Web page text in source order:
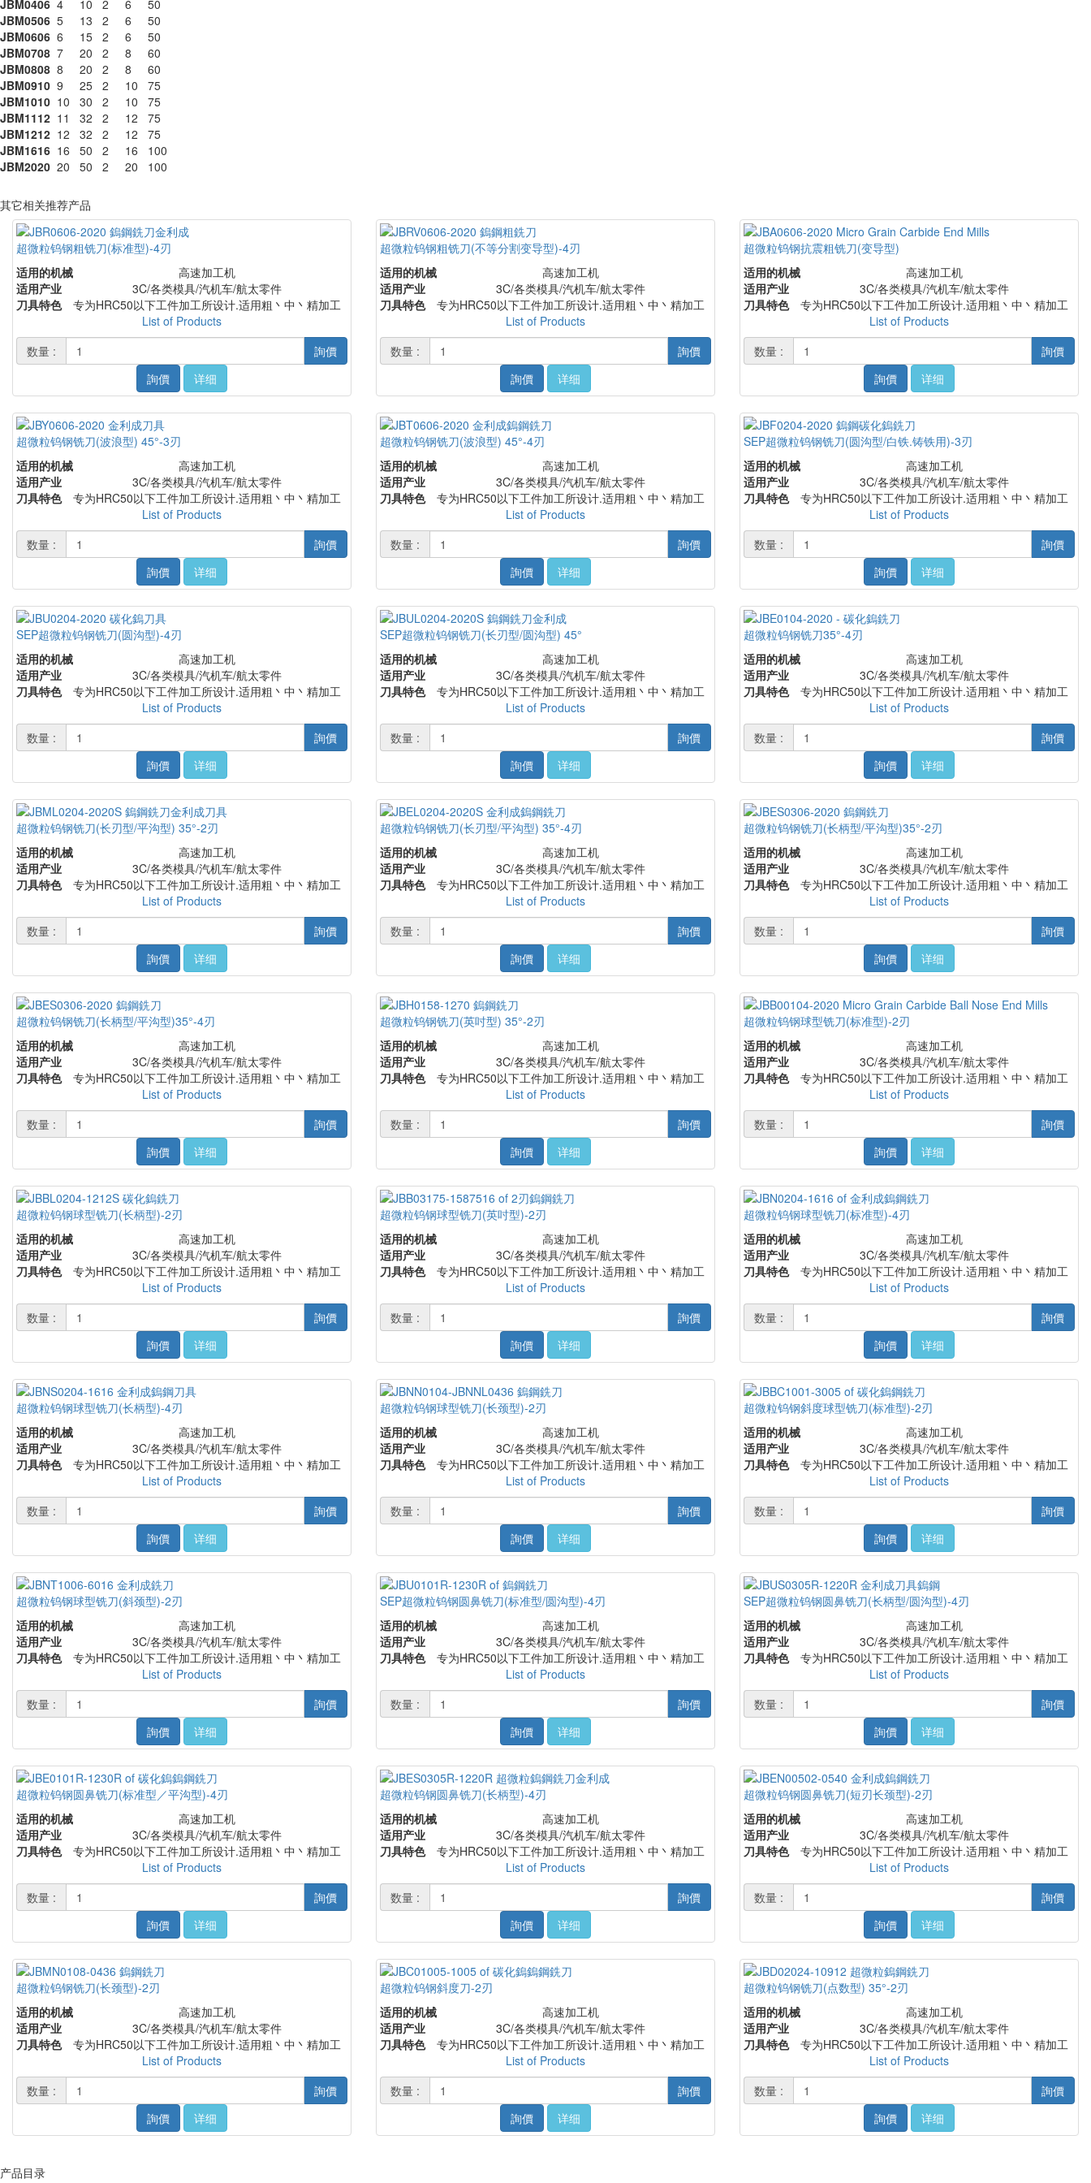
JBM0406 4 10 2 6
50
JBM0506 5 13 2 6
50
JBM0606 6 15 2 6
50
JBM0708 7 20 2 8
60
JBM0808 8 20 2 8
60
JBM0910 9 25 2 10
75
JBM1010 10 30 2 10
75
JBM1112 11 32 2 12
75
JBM1212 12 32 2 12
75
JBM1616 16 50 2 16
100
JBM2020 20 50 2 20 100
其它相关推荐产品
超微粒钨钢粗铣刀(标准型)-4刃
适用的机械
高速加工机
适用产业
3C/各类模具/汽机车/航太零件
刀具特色
专为HRC50以下工件加工所设计.适用粗丶中丶精加工
List of Products
数量 :
詢價
詢價
详细
超微粒钨钢粗铣刀(不等分割变导型)-4刃
适用的机械
高速加工机
适用产业
3C/各类模具/汽机车/航太零件
刀具特色
专为HRC50以下工件加工所设计.适用粗丶中丶精加工
List of Products
数量 :
詢價
詢價
详细
超微粒钨钢抗震粗铣刀(变导型)
适用的机械
高速加工机
适用产业
3C/各类模具/汽机车/航太零件
刀具特色
专为HRC50以下工件加工所设计.适用粗丶中丶精加工
List of Products
数量 :
詢價
詢價
详细
超微粒钨钢铣刀(波浪型) 45°-3刃
适用的机械
高速加工机
适用产业
3C/各类模具/汽机车/航太零件
刀具特色
专为HRC50以下工件加工所设计.适用粗丶中丶精加工
List of Products
数量 :
詢價
詢價
详细
超微粒钨钢铣刀(波浪型) 45°-4刃
适用的机械
高速加工机
适用产业
3C/各类模具/汽机车/航太零件
刀具特色
专为HRC50以下工件加工所设计.适用粗丶中丶精加工
List of Products
数量 :
詢價
詢價
详细
SEP超微粒钨钢铣刀(圆沟型/白铁.铸铁用)-3刃
适用的机械
高速加工机
适用产业
3C/各类模具/汽机车/航太零件
刀具特色
专为HRC50以下工件加工所设计.适用粗丶中丶精加工
List of Products
数量 :
詢價
詢價
详细
SEP超微粒钨钢铣刀(圆沟型)-4刃
适用的机械
高速加工机
适用产业
3C/各类模具/汽机车/航太零件
刀具特色
专为HRC50以下工件加工所设计.适用粗丶中丶精加工
List of Products
数量 :
詢價
詢價
详细
SEP超微粒钨钢铣刀(长刃型/圆沟型) 45°
适用的机械
高速加工机
适用产业
3C/各类模具/汽机车/航太零件
刀具特色
专为HRC50以下工件加工所设计.适用粗丶中丶精加工
List of Products
数量 :
詢價
詢價
详细
超微粒钨钢铣刀35°-4刃
适用的机械
高速加工机
适用产业
3C/各类模具/汽机车/航太零件
刀具特色
专为HRC50以下工件加工所设计.适用粗丶中丶精加工
List of Products
数量 :
詢價
詢價
详细
超微粒钨钢铣刀(长刃型/平沟型) 35°-2刃
适用的机械
高速加工机
适用产业
3C/各类模具/汽机车/航太零件
刀具特色
专为HRC50以下工件加工所设计.适用粗丶中丶精加工
List of Products
数量 :
詢價
詢價
详细
超微粒钨钢铣刀(长刃型/平沟型) 35°-4刃
适用的机械
高速加工机
适用产业
3C/各类模具/汽机车/航太零件
刀具特色
专为HRC50以下工件加工所设计.适用粗丶中丶精加工
List of Products
数量 :
詢價
詢價
详细
超微粒钨钢铣刀(长柄型/平沟型)35°-2刃
适用的机械
高速加工机
适用产业
3C/各类模具/汽机车/航太零件
刀具特色
专为HRC50以下工件加工所设计.适用粗丶中丶精加工
List of Products
数量 :
詢價
詢價
详细
超微粒钨钢铣刀(长柄型/平沟型)35°-4刃
适用的机械
高速加工机
适用产业
3C/各类模具/汽机车/航太零件
刀具特色
专为HRC50以下工件加工所设计.适用粗丶中丶精加工
List of Products
数量 :
詢價
詢價
详细
超微粒钨钢铣刀(英吋型) 35°-2刃
适用的机械
高速加工机
适用产业
3C/各类模具/汽机车/航太零件
刀具特色
专为HRC50以下工件加工所设计.适用粗丶中丶精加工
List of Products
数量 :
詢價
詢價
详细
超微粒钨钢球型铣刀(标准型)-2刃
适用的机械
高速加工机
适用产业
3C/各类模具/汽机车/航太零件
刀具特色
专为HRC50以下工件加工所设计.适用粗丶中丶精加工
List of Products
数量 :
詢價
詢價
详细
超微粒钨钢球型铣刀(长柄型)-2刃
适用的机械
高速加工机
适用产业
3C/各类模具/汽机车/航太零件
刀具特色
专为HRC50以下工件加工所设计.适用粗丶中丶精加工
List of Products
数量 :
詢價
詢價
详细
超微粒钨钢球型铣刀(英吋型)-2刃
适用的机械
高速加工机
适用产业
3C/各类模具/汽机车/航太零件
刀具特色
专为HRC50以下工件加工所设计.适用粗丶中丶精加工
List of Products
数量 :
詢價
詢價
详细
超微粒钨钢球型铣刀(标准型)-4刃
适用的机械
高速加工机
适用产业
3C/各类模具/汽机车/航太零件
刀具特色
专为HRC50以下工件加工所设计.适用粗丶中丶精加工
List of Products
数量 :
詢價
詢價
详细
超微粒钨钢球型铣刀(长柄型)-4刃
适用的机械
高速加工机
适用产业
3C/各类模具/汽机车/航太零件
刀具特色
专为HRC50以下工件加工所设计.适用粗丶中丶精加工
List of Products
数量 :
詢價
詢價
详细
超微粒钨钢球型铣刀(长颈型)-2刃
适用的机械
高速加工机
适用产业
3C/各类模具/汽机车/航太零件
刀具特色
专为HRC50以下工件加工所设计.适用粗丶中丶精加工
List of Products
数量 :
詢價
詢價
详细
超微粒钨钢斜度球型铣刀(标准型)-2刃
适用的机械
高速加工机
适用产业
3C/各类模具/汽机车/航太零件
刀具特色
专为HRC50以下工件加工所设计.适用粗丶中丶精加工
List of Products
数量 :
詢價
詢價
详细
超微粒钨钢球型铣刀(斜颈型)-2刃
适用的机械
高速加工机
适用产业
3C/各类模具/汽机车/航太零件
刀具特色
专为HRC50以下工件加工所设计.适用粗丶中丶精加工
List of Products
数量 :
詢價
詢價
详细
SEP超微粒钨钢圆鼻铣刀(标准型/圆沟型)-4刃
适用的机械
高速加工机
适用产业
3C/各类模具/汽机车/航太零件
刀具特色
专为HRC50以下工件加工所设计.适用粗丶中丶精加工
List of Products
数量 :
詢價
詢價
详细
SEP超微粒钨钢圆鼻铣刀(长柄型/圆沟型)-4刃
适用的机械
高速加工机
适用产业
3C/各类模具/汽机车/航太零件
刀具特色
专为HRC50以下工件加工所设计.适用粗丶中丶精加工
List of Products
数量 :
詢價
詢價
详细
超微粒钨钢圆鼻铣刀(标准型／平沟型)-4刃
适用的机械
高速加工机
适用产业
3C/各类模具/汽机车/航太零件
刀具特色
专为HRC50以下工件加工所设计.适用粗丶中丶精加工
List of Products
数量 :
詢價
詢價
详细
超微粒钨钢圆鼻铣刀(长柄型)-4刃
适用的机械
高速加工机
适用产业
3C/各类模具/汽机车/航太零件
刀具特色
专为HRC50以下工件加工所设计.适用粗丶中丶精加工
List of Products
数量 :
詢價
詢價
详细
超微粒钨钢圆鼻铣刀(短刃长颈型)-2刃
适用的机械
高速加工机
适用产业
3C/各类模具/汽机车/航太零件
刀具特色
专为HRC50以下工件加工所设计.适用粗丶中丶精加工
List of Products
数量 :
詢價
詢價
详细
超微粒钨钢铣刀(长颈型)-2刃
适用的机械
高速加工机
适用产业
3C/各类模具/汽机车/航太零件
刀具特色
专为HRC50以下工件加工所设计.适用粗丶中丶精加工
List of Products
数量 :
詢價
詢價
详细
超微粒钨钢斜度刀-2刃
适用的机械
高速加工机
适用产业
3C/各类模具/汽机车/航太零件
刀具特色
专为HRC50以下工件加工所设计.适用粗丶中丶精加工
List of Products
数量 :
詢價
詢價
详细
超微粒钨钢铣刀(点数型) 35°-2刃
适用的机械
高速加工机
适用产业
3C/各类模具/汽机车/航太零件
刀具特色
专为HRC50以下工件加工所设计.适用粗丶中丶精加工
List of Products
数量 :
詢價
詢價
详细
产品目录